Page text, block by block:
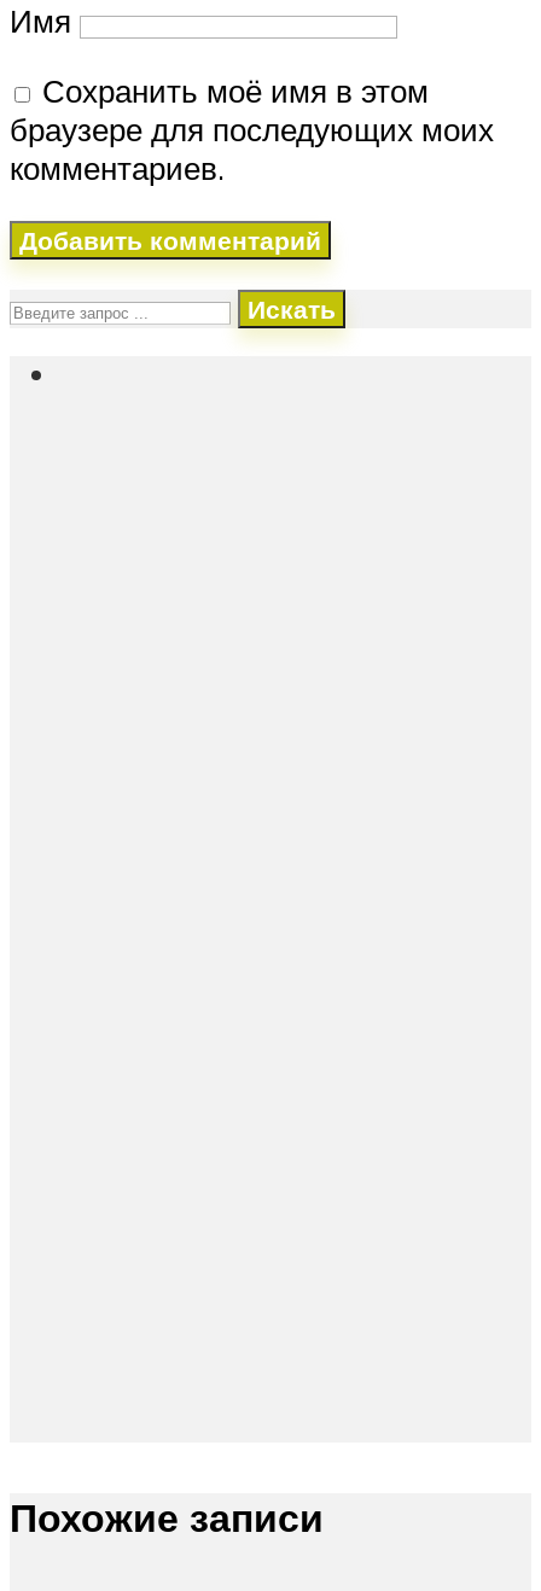
Имя
Сохранить моё имя в этом
браузере для последующих моих
комментариев.
Искать
Похожие записи